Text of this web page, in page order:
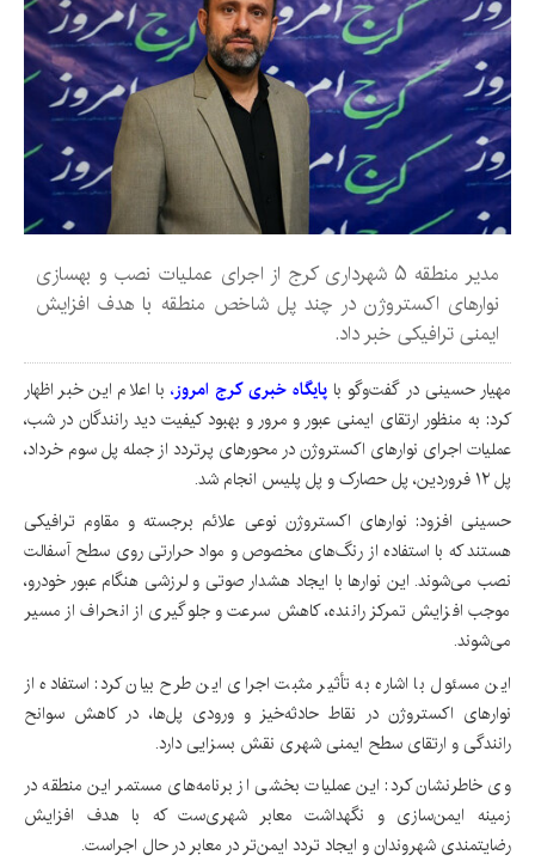
مدیر منطقه ۵ شهرداری کرج از اجرای عملیات نصب و بهسازی
نوارهای اکستروژن در چند پل شاخص منطقه با هدف افزایش
ایمنی ترافیکی خبر داد.
مهیار حسینی در گفت‌وگو باپایگاه خبری کرج امروز، با اعلام این خبر اظهار
کرد: به منظور ارتقای ایمنی عبور و مرور و بهبود کیفیت دید رانندگان در شب،
عملیات اجرای نوارهای اکستروژن در محورهای پرتردد از جمله پل سوم خرداد،
پل ۱۲ فروردین، پل حصارک و پل پلیس انجام شد.
حسینی افزود: نوارهای اکستروژن نوعی علائم برجسته و مقاوم ترافیکی
هستند که با استفاده از رنگ‌های مخصوص و مواد حرارتی روی سطح آسفالت
نصب می‌شوند. این نوارها با ایجاد هشدار صوتی و لرزشی هنگام عبور خودرو،
موجب افزایش تمرکز راننده، کاهش سرعت و جلوگیری از انحراف از مسیر
می‌شوند.
این مسئول با اشاره به تأثیر مثبت اجرای این طرح بیان کرد: استفاده از
نوارهای اکستروژن در نقاط حادثه‌خیز و ورودی پل‌ها، در کاهش سوانح
رانندگی و ارتقای سطح ایمنی شهری نقش بسزایی دارد.
وی خاطرنشان کرد: این عملیات بخشی از برنامه‌های مستمر این منطقه در
زمینه ایمن‌سازی و نگهداشت معابر شهری‌ست که با هدف افزایش
رضایتمندی شهروندان و ایجاد تردد ایمن‌تر در معابر در حال اجراست.